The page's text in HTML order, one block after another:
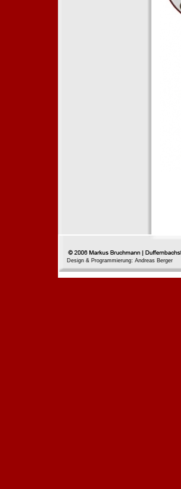
Design & Programmierung: Andreas Berger